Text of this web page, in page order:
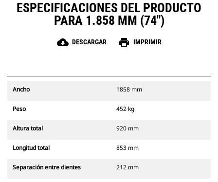
ESPECIFICACIONES DEL PRODUCTO
PARA 1.858 MM (74")
cloud_download DESCARGAR print IMPRIMIR
Ancho 1858 mm
Peso 452 kg
Altura total 920 mm
Longitud total 853 mm
Separación entre dientes 212 mm